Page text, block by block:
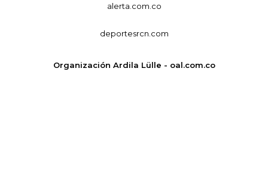
alerta.com.co
deportesrcn.com
Organización Ardila Lülle - oal.com.co